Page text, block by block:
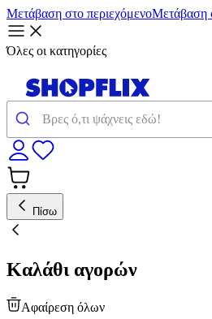
Μετάβαση στο περιεχόμενοΜετάβαση
Όλες οι κατηγορίες
Πίσω
Καλάθι αγορών
Αφαίρεση όλων